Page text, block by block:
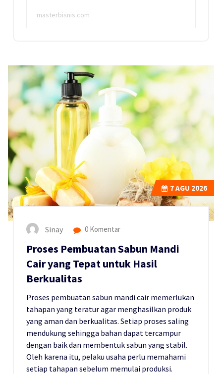
masterbisnis.com
7AGU 2026
Sinay 0 Komentar
Proses Pembuatan Sabun Mandi
Cair yang Tepat untuk Hasil
Berkualitas
Proses pembuatan sabun mandi cair memerlukan
tahapan yang teratur agar menghasilkan produk
yang aman dan berkualitas. Setiap proses saling
mendukung sehingga bahan dapat tercampur
dengan baik dan membentuk sabun yang stabil.
Oleh karena itu, pelaku usaha perlu memahami
setiap tahapan sebelum memulai produksi.